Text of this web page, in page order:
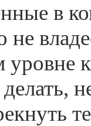
в
не
уровне